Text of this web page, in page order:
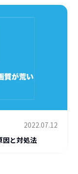
2022.07.12
と対処法